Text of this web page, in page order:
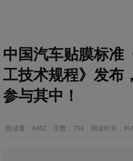
中国汽车贴膜标准
工技术规程》发布
参与其中！
阅读量：6482 字数：794 阅读时长：约